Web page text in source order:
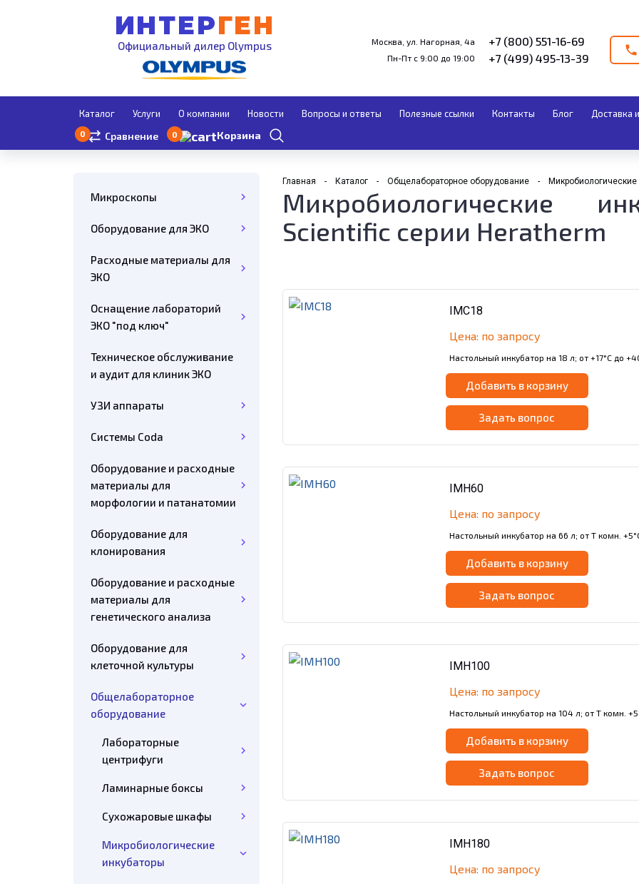
ИНТЕРГЕН
Официальный дилер Olympus
Москва, ул. Нагорная, 4а
Пн-Пт с 9:00 до 19:00
+7 (800) 551-16-69
+7 (499) 495-13-39
Каталог Услуги О компании Новости Вопросы и ответы Полезные ссылки Контакты Блог Доставка
0 Сравнение 0 Корзина
Микроскопы
Оборудование для ЭКО
Расходные материалы для
ЭКО
Оснащение лабораторий
ЭКО "под ключ"
Техническое обслуживание
и аудит для клиник ЭКО
УЗИ аппараты
Системы Coda
Оборудование и расходные
материалы для
морфологии и патанатомии
Оборудование для
клонирования
Оборудование и расходные
материалы для
генетического анализа
Оборудование для
клеточной культуры
Общелабораторное
оборудование
Лабораторные
центрифуги
Ламинарные боксы
Сухожаровые шкафы
Микробиологические
инкубаторы
Главная Каталог Общелабораторное оборудование Микробиологические
Микробиологические
Scientific серии Heratherm
IMC18
Цена: по запросу
Настольный инкубатор на 18 л; от +17°С до
Добавить в корзину
Задать вопрос
IMH60
Цена: по запросу
Настольный инкубатор на 66 л; от Т комн.
Добавить в корзину
Задать вопрос
IMH100
Цена: по запросу
Настольный инкубатор на 104 л; от Т комн.
Добавить в корзину
Задать вопрос
IMH180
Цена: по запросу